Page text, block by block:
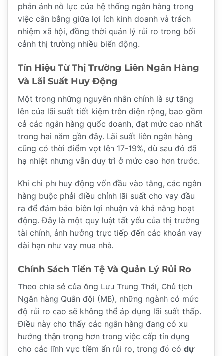
phản ánh nỗ lực của hệ thống ngân hàng trong
việc cân bằng giữa lợi ích kinh doanh và trách
nhiệm xã hội, đồng thời quản lý rủi ro trong bối
cảnh thị trường nhiều biến động.
Tín Hiệu Từ Thị Trường Liên Ngân Hàng
Và Lãi Suất Huy Động
Một trong những nguyên nhân chính là sự tăng
lên của lãi suất tiết kiệm trên diện rộng, bao gồm
cả các ngân hàng quốc doanh, đạt mức cao nhất
trong hai năm gần đây. Lãi suất liên ngân hàng
cũng có thời điểm vọt lên 17-19%, dù sau đó đã
hạ nhiệt nhưng vẫn duy trì ở mức cao hơn trước.
Khi chi phí huy động vốn đầu vào tăng, các ngân
hàng buộc phải điều chỉnh lãi suất cho vay đầu
ra để đảm bảo biên lợi nhuận và khả năng hoạt
động. Đây là một quy luật tất yếu của thị trường
tài chính, ảnh hưởng trực tiếp đến các khoản vay
dài hạn như vay mua nhà.
Chính Sách Tiền Tệ Và Quản Lý Rủi Ro
Theo chia sẻ của ông Lưu Trung Thái, Chủ tịch
Ngân hàng Quân đội (MB), những ngành có mức
độ rủi ro cao sẽ không thể áp dụng lãi suất thấp.
Điều này cho thấy các ngân hàng đang có xu
hướng thận trọng hơn trong việc cấp tín dụng
cho các lĩnh vực tiềm ẩn rủi ro, trong đó có dự